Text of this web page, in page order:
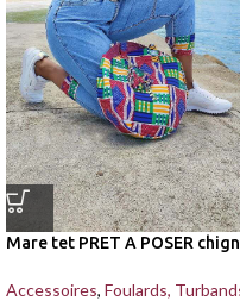
Mare tet PRET A POSER
Accessoires, Foulards,